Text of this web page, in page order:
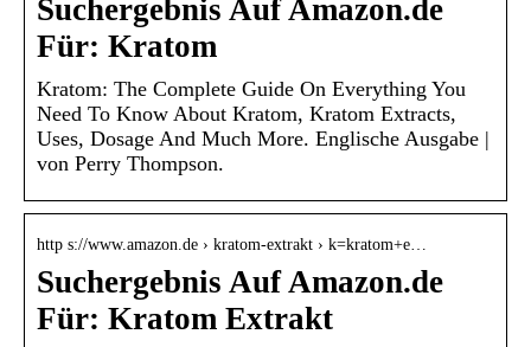
Suchergebnis Auf Amazon.de
Für: Kratom
Kratom: The Complete Guide On Everything You
Need To Know About Kratom, Kratom Extracts,
Uses, Dosage And Much More. Englische Ausgabe |
von Perry Thompson.
http s://www.amazon.de › kratom-extrakt › k=kratom+e…
Suchergebnis Auf Amazon.de
Für: Kratom Extrakt